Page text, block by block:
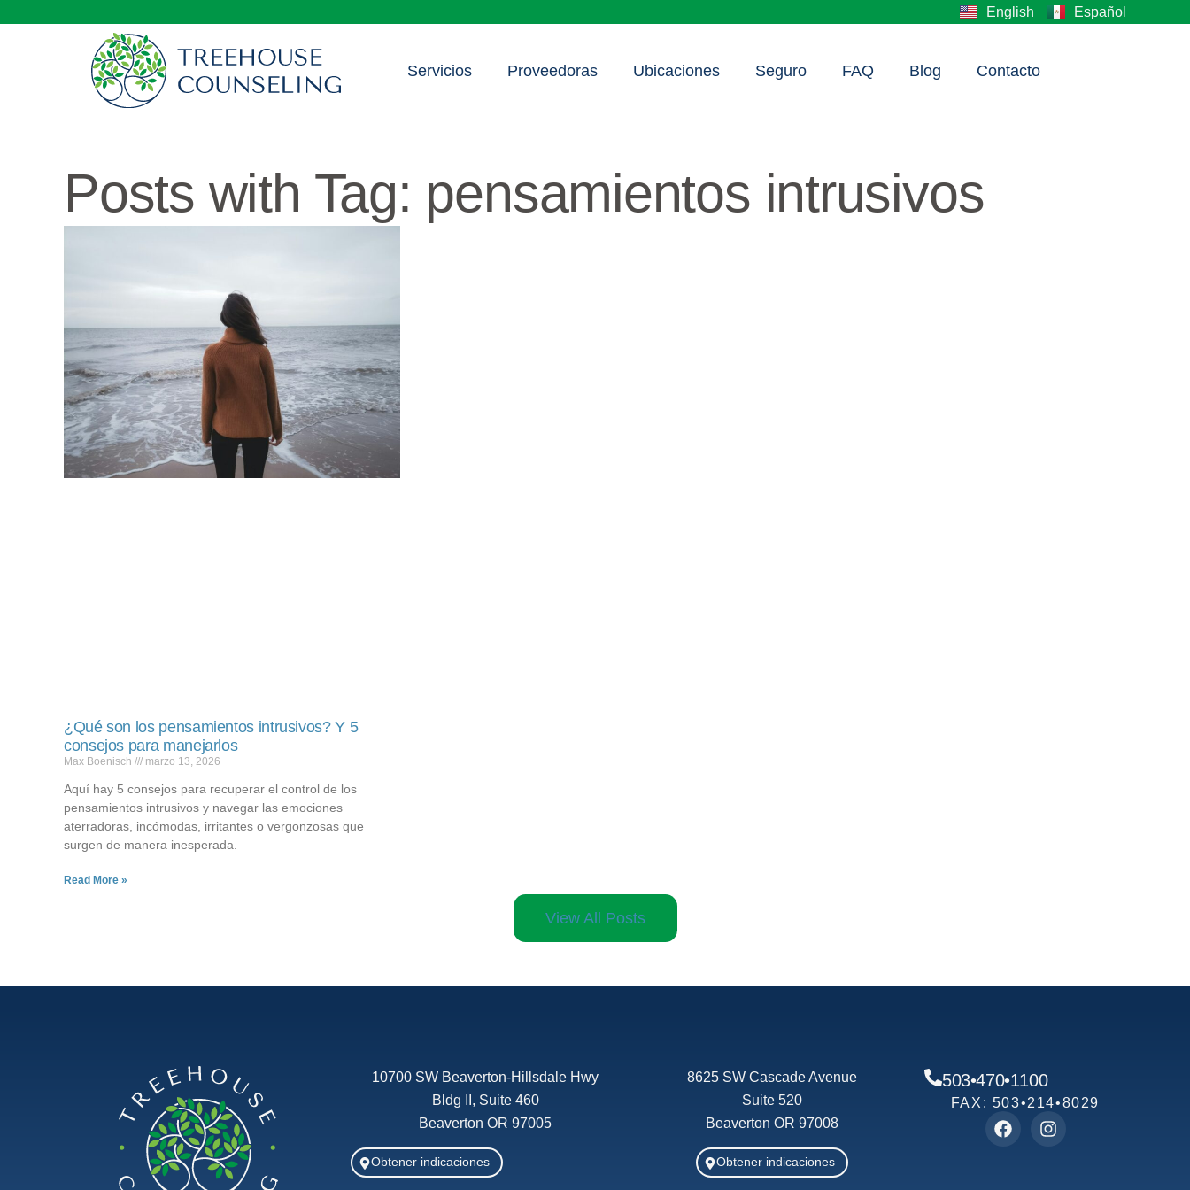
English Español
Servicios Proveedoras Ubicaciones Seguro FAQ Blog Contacto
Posts with Tag: pensamientos intrusivos
¿Qué son los pensamientos intrusivos? Y 5
consejos para manejarlos
Max Boenisch marzo 13, 2026
Aquí hay 5 consejos para recuperar el control de los
pensamientos intrusivos y navegar las emociones
aterradoras, incómodas, irritantes o vergonzosas que
surgen de manera inesperada.
Read More »
View All Posts
10700 SW Beaverton-Hillsdale Hwy
Bldg II, Suite 460
Beaverton OR 97005
Obtener indicaciones
8625 SW Cascade Avenue
Suite 520
Beaverton OR 97008
Obtener indicaciones
503•470•1100
FAX: 503•214•8029